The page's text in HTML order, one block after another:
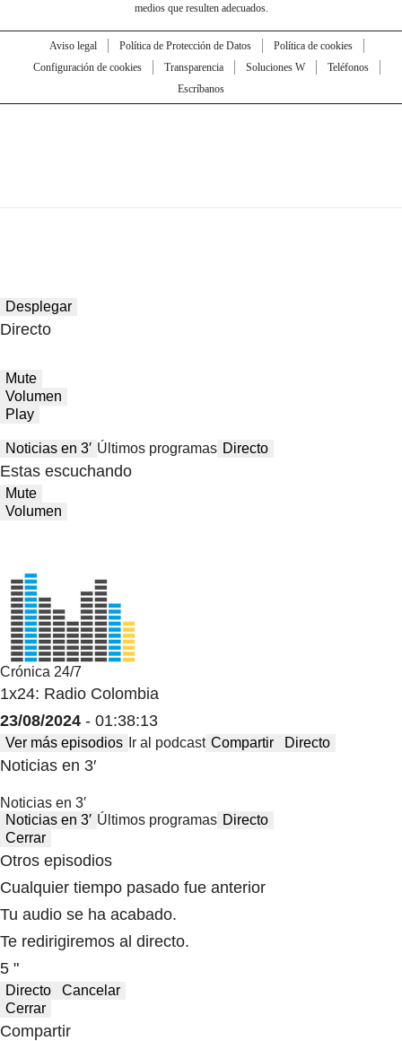
medios que resulten adecuados.
Aviso legal Política de Protección de Datos
Política de cookies
Configuración de cookies
Transparencia Soluciones W
Teléfonos
Escríbanos
Desplegar
Directo
Mute
Volumen
Play
Noticias en 3′ Últimos programas Directo
Estas escuchando
Mute
Volumen
Crónica 24/7
1x24: Radio Colombia
23/08/2024 - 01:38:13
Ver más episodios Ir al podcast Compartir Directo
Noticias en 3′
Noticias en 3′
Noticias en 3′ Últimos programas Directo
Cerrar
Otros episodios
Cualquier tiempo pasado fue anterior
Tu audio se ha acabado.
Te redirigiremos al directo.
5 "
Directo
Cancelar
Cerrar
Compartir